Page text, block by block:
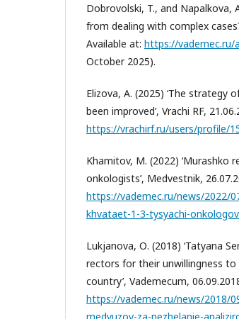
Dobrovolski, T., and Napalkova,
from dealing with complex
Available at: https://vademec.ru/
October 2025).
Elizova, А. (2025) ‘The strategy
been improved’, Vrachi RF,
https://vrachirf.ru/users/profile/
Khamitov, M. (2022)
onkologists’, Medvestnik,
https://vademec.ru/news/2022/
khvataet-1-3-tysyachi-
Lukjanova, О. (2018) ‘Tatyana
rectors for their unwillingness
country’, Vademecum,
https://vademec.ru/news/2018/